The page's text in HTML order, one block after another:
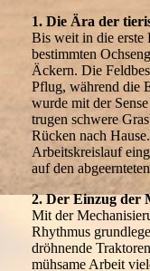
1. Die Ära der
Bis weit in die erste
bestimmten
Äckern. Die
Pflug, während die
wurde mit der
trugen schwere
Rücken nach
Arbeitskreislauf
auf den
2. Der Einzug der
Mit der
Rhythmus
dröhnende
mühsame Arbeit